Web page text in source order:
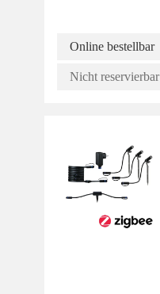
Online bestellbar
Nicht reservierbar